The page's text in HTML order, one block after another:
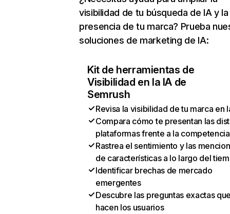
visibilidad de tu búsqueda de IA y la
presencia de tu marca? Prueba
soluciones de marketing de IA:
Kit de herramientas de
Visibilidad en la IA de
Semrush
Revisa la visibilidad de tu marca en
Compara cómo te presentan las
plataformas frente a la competencia
Rastrea el sentimiento y las
de características a lo largo del
Identificar brechas de mercado
emergentes
Descubre las preguntas exactas
hacen los usuarios